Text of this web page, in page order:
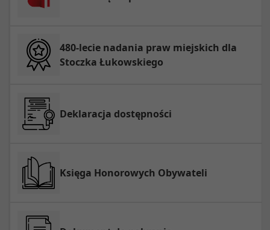
480-lecie nadania praw miejskich dla
Stoczka Łukowskiego
Deklaracja dostępności
Księga Honorowych Obywateli